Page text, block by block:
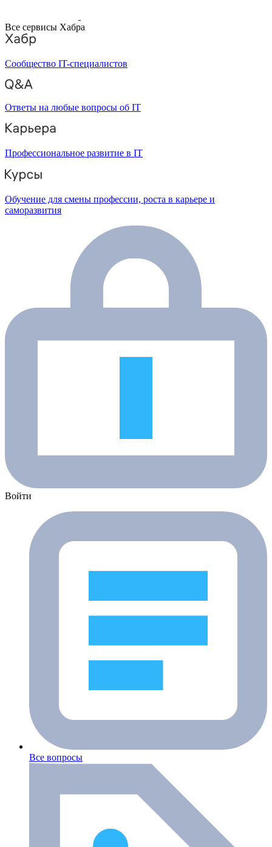
Все сервисы Хабра
Сообщество IT-специалистов
Ответы на любые вопросы об IT
Профессиональное развитие в IT
Обучение для смены профессии, роста в карьере и
саморазвития
Войти
Все вопросы